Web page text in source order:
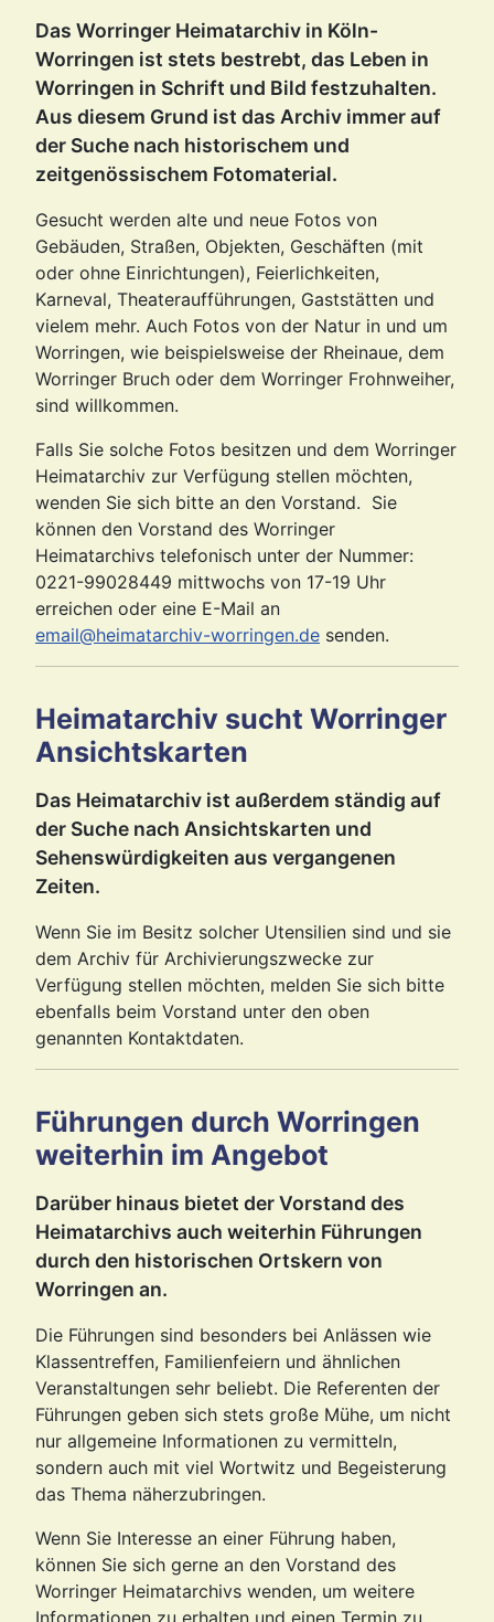
Das Worringer Heimatarchiv in Köln-
Worringen ist stets bestrebt, das Leben in
Worringen in Schrift und Bild festzuhalten.
Aus diesem Grund ist das Archiv immer auf
der Suche nach historischem und
zeitgenössischem Fotomaterial.
Gesucht werden alte und neue Fotos von
Gebäuden, Straßen, Objekten, Geschäften (mit
oder ohne Einrichtungen), Feierlichkeiten,
Karneval, Theateraufführungen, Gaststätten und
vielem mehr. Auch Fotos von der Natur in und um
Worringen, wie beispielsweise der Rheinaue, dem
Worringer Bruch oder dem Worringer Frohnweiher,
sind willkommen.
Falls Sie solche Fotos besitzen und dem Worringer
Heimatarchiv zur Verfügung stellen möchten,
wenden Sie sich bitte an den Vorstand. Sie
können den Vorstand des Worringer
Heimatarchivs telefonisch unter der Nummer:
0221-99028449 mittwochs von 17-19 Uhr
erreichen oder eine E-Mail an
email@heimatarchiv-worringen.de senden.
Heimatarchiv sucht Worringer
Ansichtskarten
Das Heimatarchiv ist außerdem ständig auf
der Suche nach Ansichtskarten und
Sehenswürdigkeiten aus vergangenen
Zeiten.
Wenn Sie im Besitz solcher Utensilien sind und sie
dem Archiv für Archivierungszwecke zur
Verfügung stellen möchten, melden Sie sich bitte
ebenfalls beim Vorstand unter den oben
genannten Kontaktdaten.
Führungen durch Worringen
weiterhin im Angebot
Darüber hinaus bietet der Vorstand des
Heimatarchivs auch weiterhin Führungen
durch den historischen Ortskern von
Worringen an.
Die Führungen sind besonders bei Anlässen wie
Klassentreffen, Familienfeiern und ähnlichen
Veranstaltungen sehr beliebt. Die Referenten der
Führungen geben sich stets große Mühe, um nicht
nur allgemeine Informationen zu vermitteln,
sondern auch mit viel Wortwitz und Begeisterung
das Thema näherzubringen.
Wenn Sie Interesse an einer Führung haben,
können Sie sich gerne an den Vorstand des
Worringer Heimatarchivs wenden, um weitere
Informationen zu erhalten und einen Termin zu